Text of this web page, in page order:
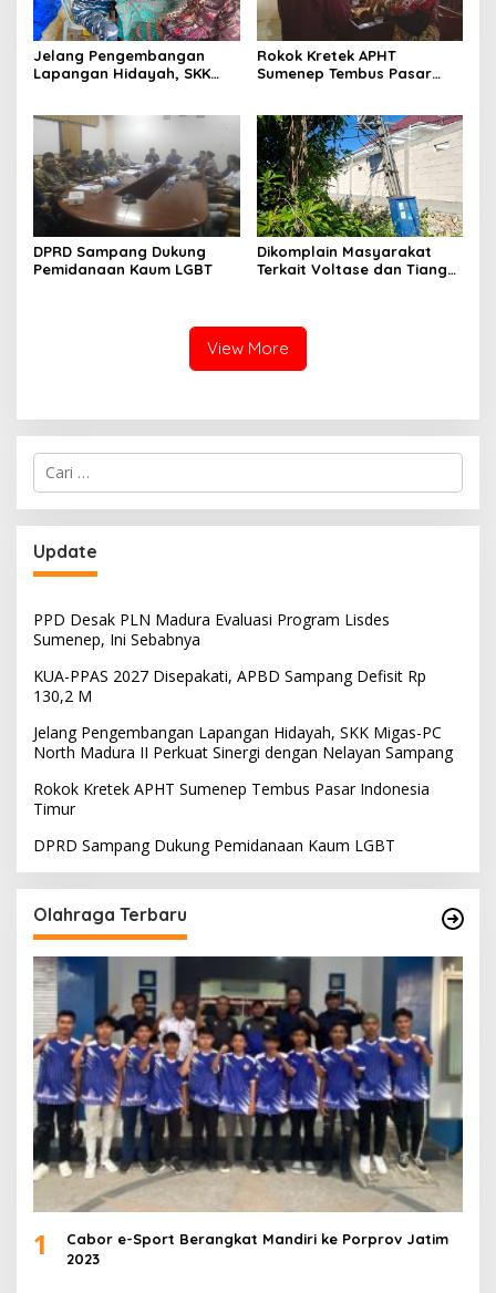
Jelang Pengembangan
Lapangan Hidayah, SKK
Nelayan Sampang
Rokok Kretek APHT
Sumenep Tembus Pasar
DPRD Sampang Dukung
Pemidanaan Kaum LGBT
Dikomplain Masyarakat
Terkait Voltase dan Tiang
View More
Cari
untuk:
Update
PPD Desak PLN Madura Evaluasi Program Lisdes
Sumenep, Ini Sebabnya
KUA-PPAS 2027 Disepakati, APBD Sampang Defisit Rp
130,2 M
Jelang Pengembangan Lapangan Hidayah, SKK Migas-PC
North Madura II Perkuat Sinergi dengan Nelayan Sampang
Rokok Kretek APHT Sumenep Tembus Pasar Indonesia
Timur
DPRD Sampang Dukung Pemidanaan Kaum LGBT
Olahraga Terbaru
1
Cabor e-Sport Berangkat Mandiri ke Porprov Jatim
2023